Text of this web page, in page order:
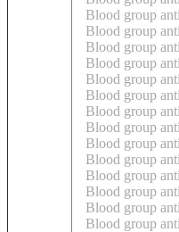
Blood group
Blood group
Blood group
Blood group
Blood group
Blood group
Blood group
Blood group
Blood group
Blood group
Blood group
Blood group
Blood group
Blood group